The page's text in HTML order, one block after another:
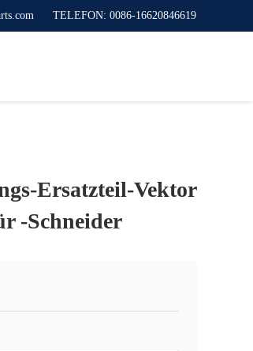
TELEFON: 0086-16620846619
Ersatzteil-Vektor
-Schneider